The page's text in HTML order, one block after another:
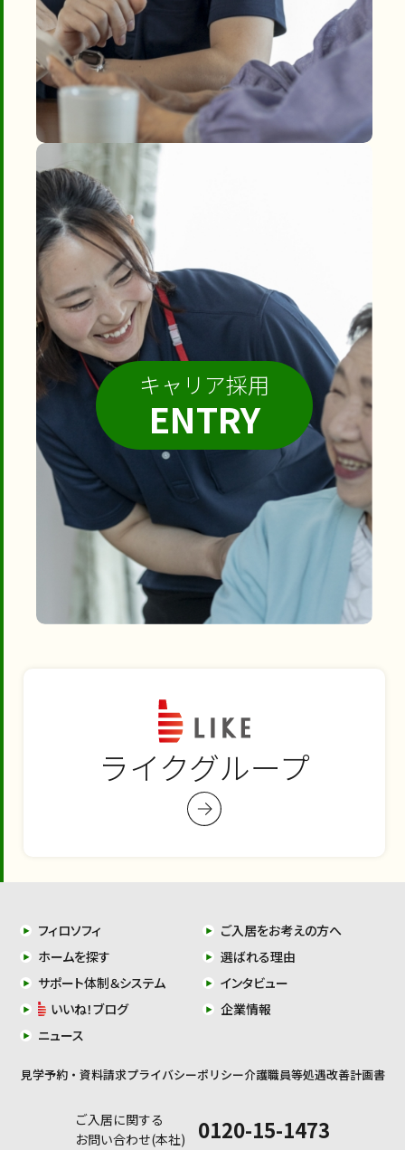
キャリア採用
ENTRY
ライクグループ
フィロソフィ
ご入居をお考えの方へ
ホームを探す
選ばれる理由
サポート体制＆システム
インタビュー
いいね！ブログ
企業情報
ニュース
見学予約・資料請求プライバシーポリシー介護職員等処遇改善計画書
ご入居に関する
お問い合わせ(本社)
0120-15-1473